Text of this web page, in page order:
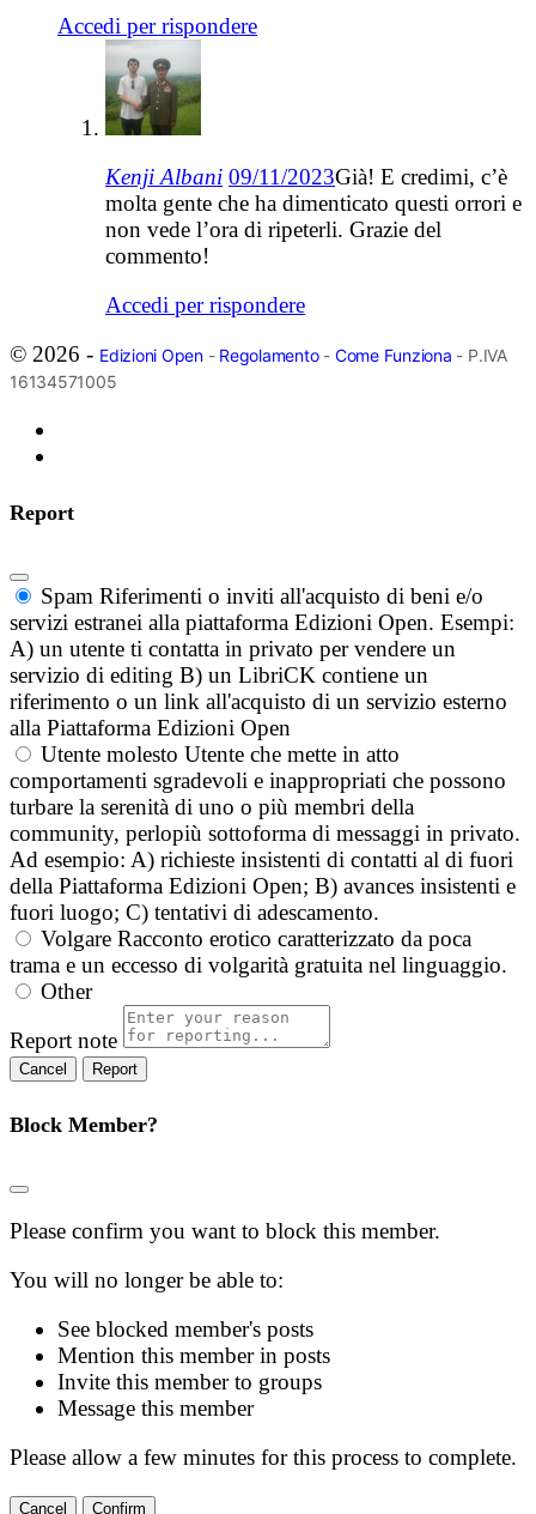
Accedi per rispondere
Kenji Albani 09/11/2023Già! E credimi, c’è
molta gente che ha dimenticato questi orrori e
non vede l’ora di ripeterli. Grazie del
commento!
Accedi per rispondere
© 2026 - Edizioni Open- Regolamento- Come Funziona - P.IVA
16134571005
Report
Spam Riferimenti o inviti all'acquisto di beni e/o
servizi estranei alla piattaforma Edizioni Open. Esempi:
A) un utente ti contatta in privato per vendere un
servizio di editing B) un LibriCK contiene un
riferimento o un link all'acquisto di un servizio esterno
alla Piattaforma Edizioni Open
Utente molesto Utente che mette in atto
comportamenti sgradevoli e inappropriati che possono
turbare la serenità di uno o più membri della
community, perlopiù sottoforma di messaggi in privato.
Ad esempio: A) richieste insistenti di contatti al di fuori
della Piattaforma Edizioni Open; B) avances insistenti e
fuori luogo; C) tentativi di adescamento.
Volgare Racconto erotico caratterizzato da poca
trama e un eccesso di volgarità gratuita nel linguaggio.
Other
Report note
Report
Block Member?
Please confirm you want to block this member.
You will no longer be able to:
See blocked member's posts
Mention this member in posts
Invite this member to groups
Message this member
Please allow a few minutes for this process to complete.
Confirm